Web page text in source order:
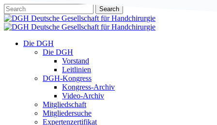
Skip
to
main
Search
Close
Search
Menu
Die DGH
Die DGH
Vorstand
Leitlinien
DGH-Kongress
Kongress-Archiv
Video-Archiv
Mitgliedschaft
Mitgliedersuche
Expertenzertifikat